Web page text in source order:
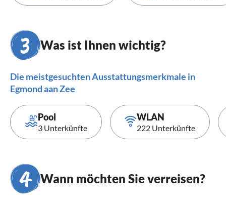
Was ist Ihnen wichtig?
Die meistgesuchten Ausstattungsmerkmale in
Egmond aan Zee
Pool
3 Unterkünfte
WLAN
222 Unterkünfte
Wann möchten Sie verreisen?